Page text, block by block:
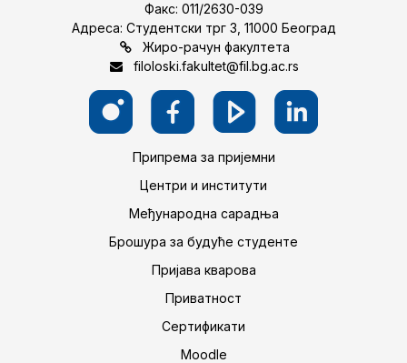
Факс: 011/2630-039
Адреса: Студентски трг 3, 11000 Београд
Жиро-рачун факултета
filoloski.fakultet@fil.bg.ac.rs
Припрема за пријемни
Центри и институти
Међународна сарадња
Брошура за будуће студенте
Пријава кварова
Приватност
Сертификати
Moodle